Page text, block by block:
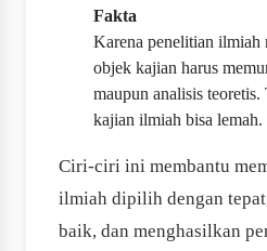
Fakta
Karena penelitian ilmiah
objek kajian harus
maupun analisis teoretis.
kajian ilmiah bisa lemah.
Ciri-ciri ini membantu
ilmiah dipilih dengan
baik, dan menghasilkan